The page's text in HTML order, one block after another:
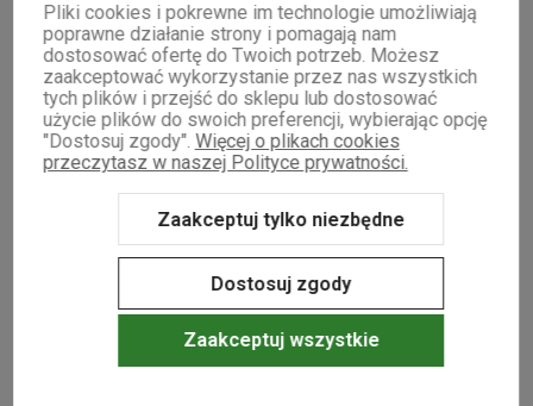
WYSYŁKA 24H
WYSYŁKA 24H
WYSYŁKA 24H Do ulubionych
Pliki cookies i pokrewne im technologie umożliwiają
poprawne działanie strony i pomagają nam
dostosować ofertę do Twoich potrzeb. Możesz
zaakceptować wykorzystanie przez nas wszystkich
tych plików i przejść do sklepu lub dostosować
użycie plików do swoich preferencji, wybierając opcję
"Dostosuj zgody". Więcej o plikach cookies
przeczytasz w naszej Polityce prywatności.
Zaakceptuj tylko niezbędne
Dostosuj zgody
Zaakceptuj wszystkie